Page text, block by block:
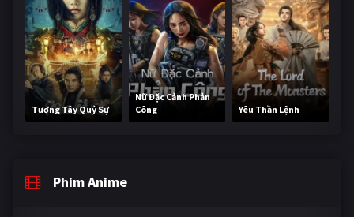
Tương Tây Quỷ Sự
Nữ Đặc Cảnh Phản
Công
Yêu Thần Lệnh
Phim Anime